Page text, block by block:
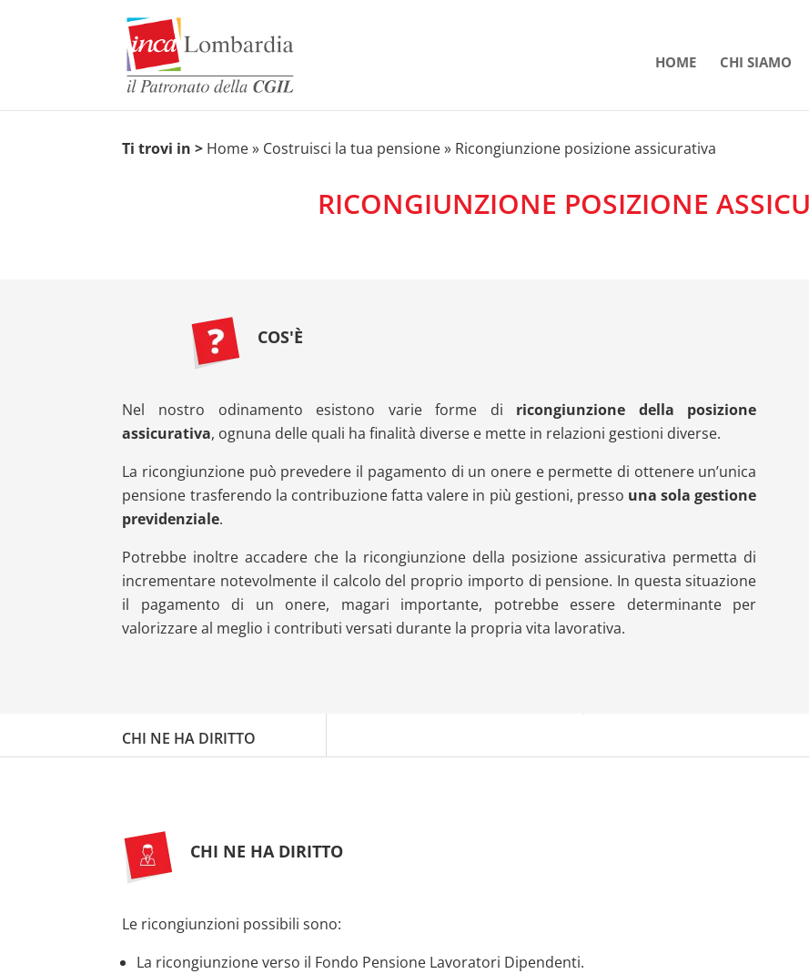
HOME CHI SIAMO
Ti trovi in > Home» Costruisci la tua pensione» Ricongiunzione posizione assicurativa
RICONGIUNZIONE POSIZIONE
COS'È
Nel nostro odinamento esistono varie forme di ricongiunzione
della posizione
assicurativa, ognuna delle quali ha finalità diverse e mette in relazioni gestioni diverse.
La ricongiunzione può prevedere il pagamento di un onere e permette di ottenere un’unica
pensione trasferendo la contribuzione fatta valere in più gestioni, presso una sola gestione
previdenziale.
Potrebbe inoltre accadere che la ricongiunzione della posizione assicurativa permetta di
incrementare notevolmente il calcolo del proprio importo di pensione. In questa situazione
il pagamento di un onere, magari importante, potrebbe essere determinante per
valorizzare al meglio i contributi versati durante la propria vita lavorativa.
CHI NE HA DIRITTO
CHI NE HA DIRITTO
Le ricongiunzioni possibili sono:
La ricongiunzione verso il Fondo Pensione Lavoratori Dipendenti.